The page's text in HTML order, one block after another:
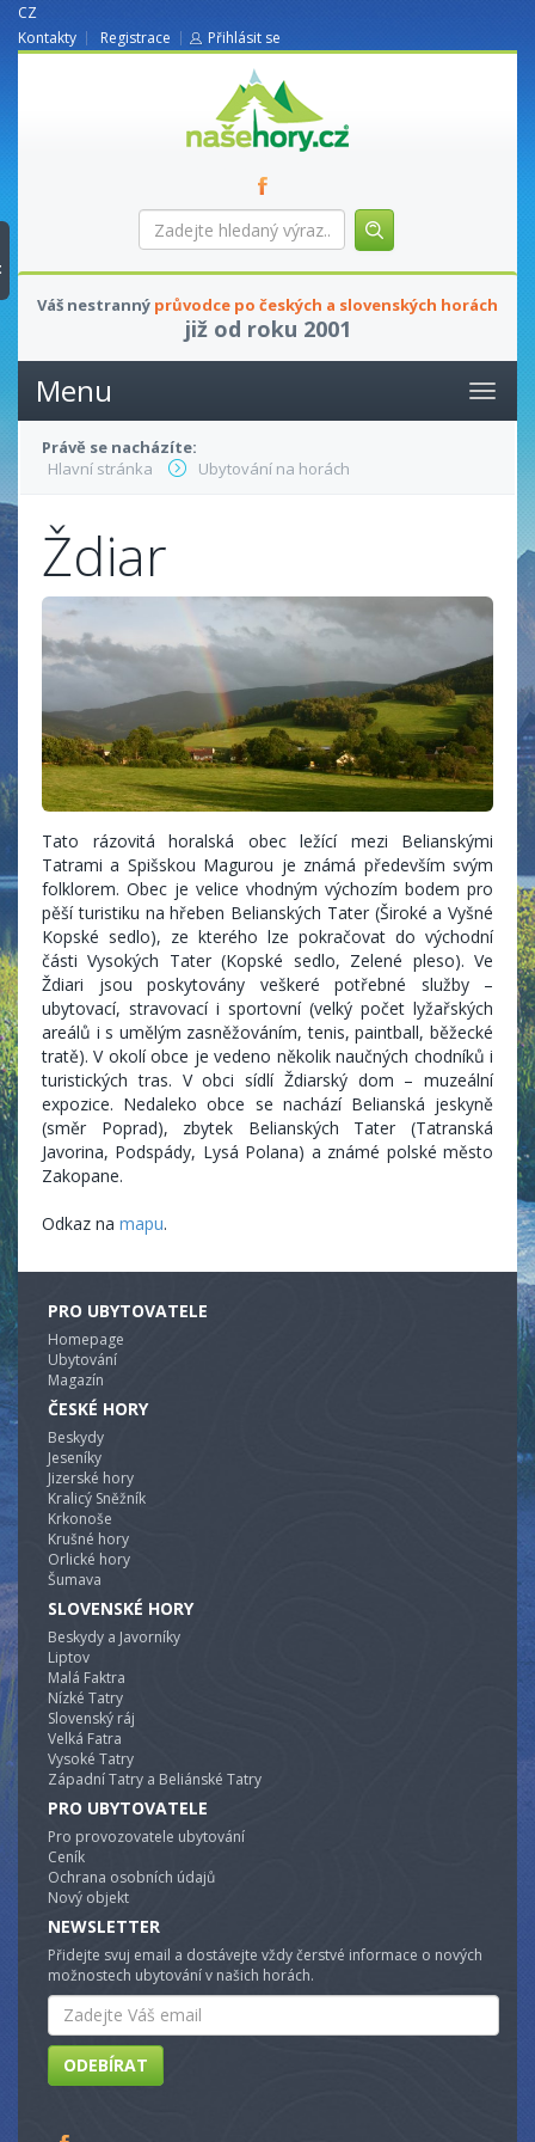
CZ
Kontakty
Registrace Přihlásit se
nasehory.cz
Zadejte
hledaný
Váš nestranný průvodce po českých a slovenských horách
již od roku 2001
Menu
Právě se nacházíte:
Hlavní stránka
Ubytování na horách
Ždiar
Tato rázovitá horalská obec ležící mezi Belianskými
Tatrami a Spišskou Magurou je známá především svým
folklorem. Obec je velice vhodným výchozím bodem pro
pěší turistiku na hřeben Belianských Tater (Široké a Vyšné
Kopské sedlo), ze kterého lze pokračovat do východní
části Vysokých Tater (Kopské sedlo, Zelené pleso). Ve
Ždiari jsou poskytovány veškeré potřebné služby –
ubytovací, stravovací i sportovní (velký počet lyžařských
areálů i s umělým zasněžováním, tenis, paintball, běžecké
tratě). V okolí obce je vedeno několik naučných chodníků i
turistických tras. V obci sídlí Ždiarský dom – muzeální
expozice. Nedaleko obce se nachází Belianská jeskyně
(směr Poprad), zbytek Belianských Tater (Tatranská
Javorina, Podspády, Lysá Polana) a známé polské město
Zakopane.
Odkaz na mapu.
PRO UBYTOVATELE
Homepage
Ubytování
Magazín
ČESKÉ HORY
Beskydy
Jeseníky
Jizerské hory
Kralicý Sněžník
Krkonoše
Krušné hory
Orlické hory
Šumava
SLOVENSKÉ HORY
Beskydy a Javorníky
Liptov
Malá Faktra
Nízké Tatry
Slovenský ráj
Velká Fatra
Vysoké Tatry
Západní Tatry a Beliánské Tatry
PRO UBYTOVATELE
Pro provozovatele ubytování
Ceník
Ochrana osobních údajů
Nový objekt
NEWSLETTER
Přidejte svuj email a dostávejte vždy čerstvé informace o nových
možnostech ubytování v našich horách.
Email
ODEBÍRAT